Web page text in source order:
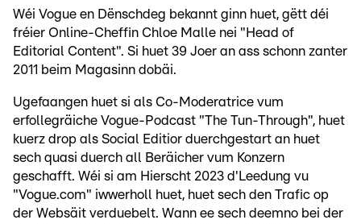
Wéi Vogue en Dënschdeg bekannt ginn huet, gëtt déi
fréier Online-Cheffin Chloe Malle nei "Head of
Editorial Content". Si huet 39 Joer an ass schonn zanter
2011 beim Magasinn dobäi.
Ugefaangen huet si als Co-Moderatrice vum
erfollegräiche Vogue-Podcast "The Tun-Through", huet
kuerz drop als Social Editior duerchgestart an huet
sech quasi duerch all Beräicher vum Konzern
geschafft. Wéi si am Hierscht 2023 d'Leedung vu
"Vogue.com" iwwerholl huet, huet sech den Trafic op
der Websäit verduebelt. Wann ee sech deemno bei der